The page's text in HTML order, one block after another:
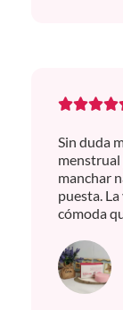
Sin duda
menstrual
manchar
puesta.
cómoda